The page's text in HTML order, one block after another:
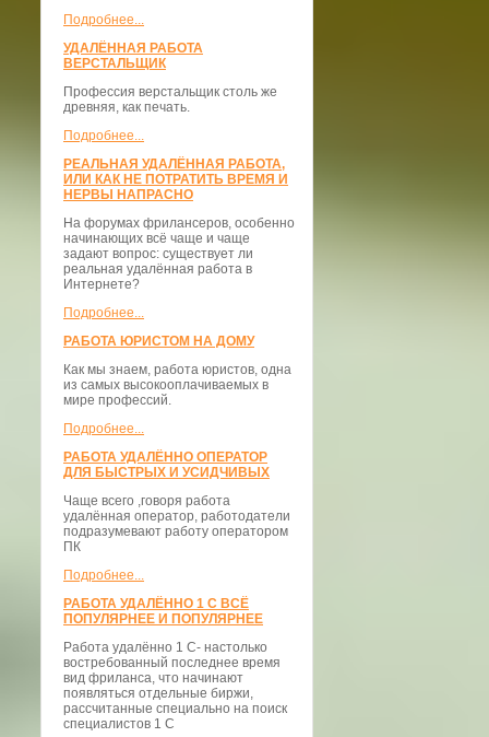
Подробнее...
УДАЛЁННАЯ РАБОТА
ВЕРСТАЛЬЩИК
Профессия верстальщик столь же
древняя, как печать.
Подробнее...
РЕАЛЬНАЯ УДАЛЁННАЯ РАБОТА,
ИЛИ КАК НЕ ПОТРАТИТЬ ВРЕМЯ И
НЕРВЫ НАПРАСНО
На форумах фрилансеров, особенно
начинающих всё чаще и чаще
задают вопрос: существует ли
реальная удалённая работа в
Интернете?
Подробнее...
РАБОТА ЮРИСТОМ НА ДОМУ
Как мы знаем, работа юристов, одна
из самых высокооплачиваемых в
мире профессий.
Подробнее...
РАБОТА УДАЛЁННО ОПЕРАТОР
ДЛЯ БЫСТРЫХ И УСИДЧИВЫХ
Чаще всего ,говоря работа
удалённая оператор, работодатели
подразумевают работу оператором
ПК
Подробнее...
РАБОТА УДАЛЁННО 1 С ВСЁ
ПОПУЛЯРНЕЕ И ПОПУЛЯРНЕЕ
Работа удалённо 1 С- настолько
востребованный последнее время
вид фриланса, что начинают
появляться отдельные биржи,
рассчитанные специально на поиск
специалистов 1 С